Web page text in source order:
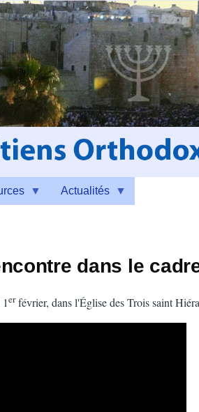
Actualités
dans le
erfévrier, dans l'Église des Trois saint